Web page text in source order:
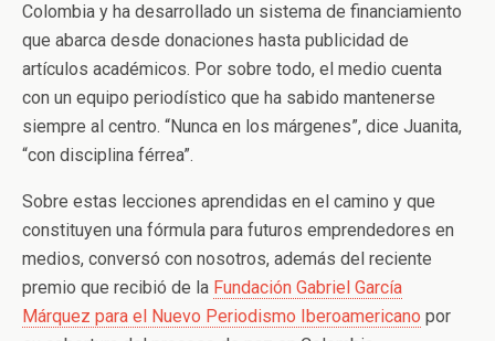
Colombia y ha desarrollado un sistema de financiamiento
que abarca desde donaciones hasta publicidad de
artículos académicos. Por sobre todo, el medio cuenta
con un equipo periodístico que ha sabido mantenerse
siempre al centro. “Nunca en los márgenes”, dice Juanita,
“con disciplina férrea”.
Sobre estas lecciones aprendidas en el camino y que
constituyen una fórmula para futuros emprendedores en
medios, conversó con nosotros, además del reciente
premio que recibió de la Fundación Gabriel García
Márquez para el Nuevo Periodismo Iberoamericano por